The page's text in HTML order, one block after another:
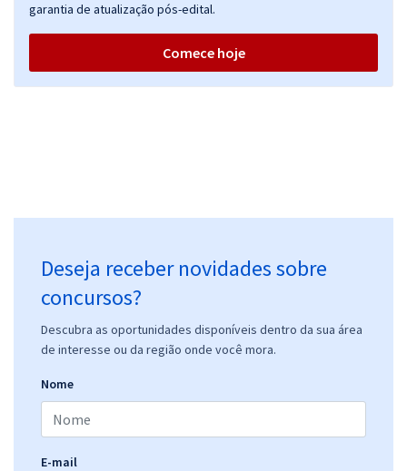
garantia de atualização pós-edital.
Comece hoje
Deseja receber novidades sobre
concursos?
Descubra as oportunidades disponíveis dentro da sua área
de interesse ou da região onde você mora.
Nome
E-mail